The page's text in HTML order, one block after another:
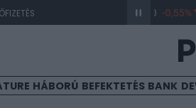
363,40 -0,55%
HÁBORÚ BEFEKTETÉS BANK